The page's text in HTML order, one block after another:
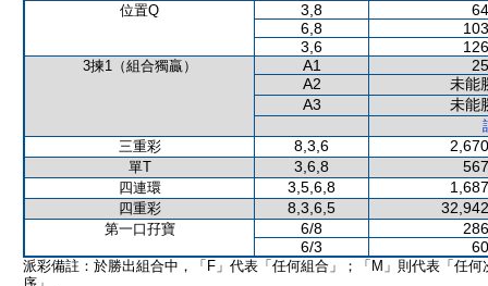
位置Q 3,8
6,8
3,6
3揀1（組合獨贏） A1
A2
未能
A3
未能
三重彩
8,3,6
單T 3,6,8
四連環 3,5,6,8
四重彩 8,3,6,5
第一口孖寶 6/8
6/3
派彩備註：於勝出組合中，「F」代表「任何組合」；「M」則代表「任何